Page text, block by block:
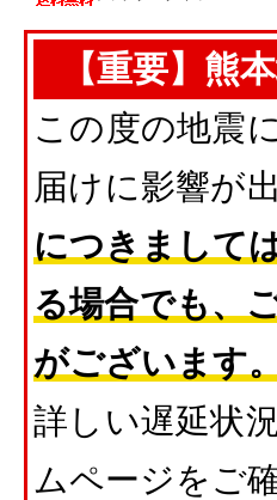
【重要】熊
この度の地震
届けに影響が
につきまして
る場合でも、
がございます。
詳しい遅延状
ムページをご